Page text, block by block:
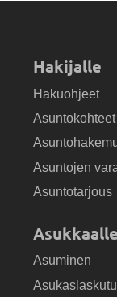
Hakijalle
Hakuohjeet
Asuntokohteet
Asuntojen
Asuntotarjous
Asukkaalle
Asuminen